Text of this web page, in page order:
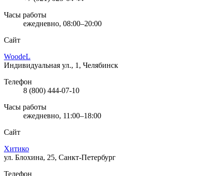
Часы работы
ежедневно, 08:00–20:00
Сайт
WoodeL
Индивидуальная ул., 1, Челябинск
Телефон
8 (800) 444-07-10
Часы работы
ежедневно, 11:00–18:00
Сайт
Хитико
ул. Блохина, 25, Санкт-Петербург
Телефон